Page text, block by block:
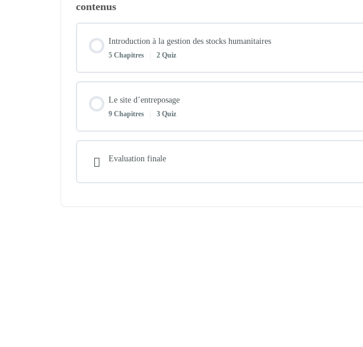
contenus
Introduction à la gestion des stocks humanitaires
5 Chapitres 2 Quiz
Le site d’entreposage
9 Chapitres 3 Quiz
Evaluation finale